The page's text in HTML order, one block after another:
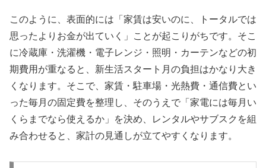
このように、表面的には「家賃は安いのに、トータルでは
思ったよりお金が出ていく」ことが起こりがちです。そこ
に冷蔵庫・洗濯機・電子レンジ・照明・カーテンなどの初
期費用が重なると、新生活スタート月の負担はかなり大き
くなります。そこで、家賃・駐車場・光熱費・通信費とい
った毎月の固定費を整理し、そのうえで「家電には毎月い
くらまでなら使えるか」を決め、レンタルやサブスクを組
み合わせると、家計の見通しが立てやすくなります。